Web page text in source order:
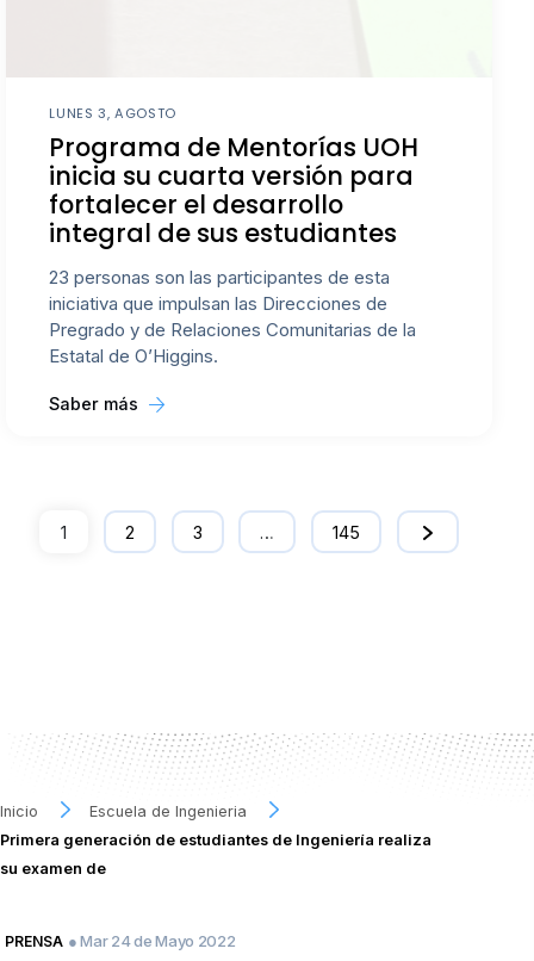
LUNES 3, AGOSTO
Programa de Mentorías UOH
inicia su cuarta versión para
fortalecer el desarrollo
integral de sus estudiantes
23 personas son las participantes de esta
iniciativa que impulsan las Direcciones de
Pregrado y de Relaciones Comunitarias de la
Estatal de O’Higgins.
Saber más
1 2 3 … 145
Inicio
Escuela de Ingenieria
Primera generación de estudiantes de Ingeniería realiza
su examen de
PRENSA ● Mar 24 de Mayo 2022